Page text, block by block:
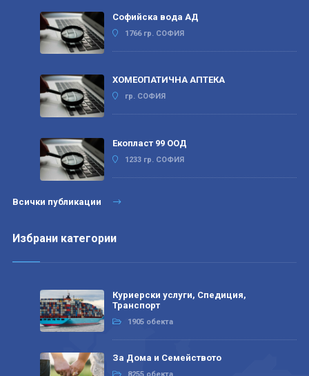
Софийска вода АД
1766 гр. СОФИЯ
ХОМЕОПАТИЧНА АПТЕКА
гр. СОФИЯ
Екопласт 99 ООД
1233 гр. СОФИЯ
Всички публикации
Избрани категории
Куриерски услуги, Спедиция,
Транспорт
1905 обекта
За Дома и Семейството